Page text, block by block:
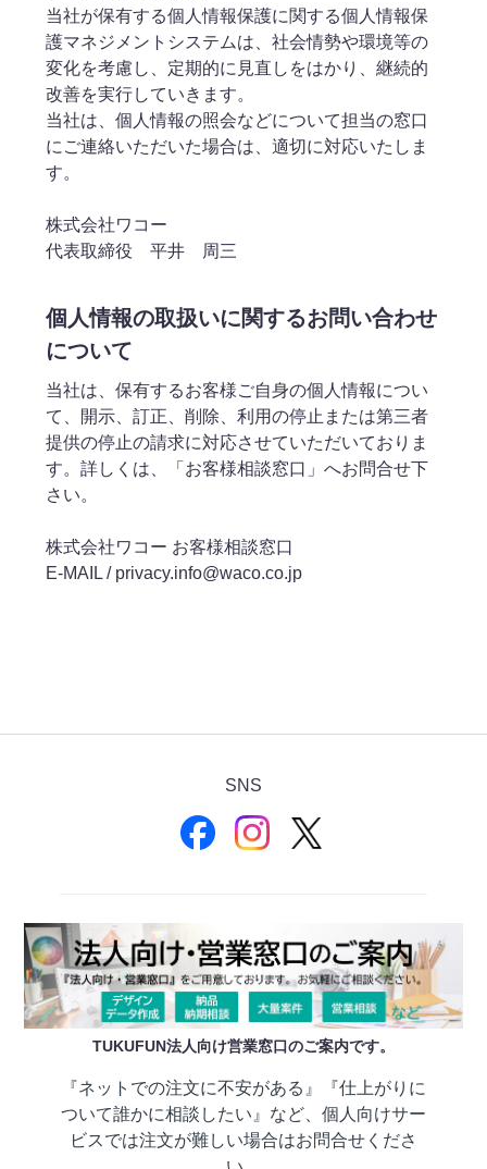
当社が保有する個人情報保護に関する個人情報保
護マネジメントシステムは、社会情勢や環境等の
変化を考慮し、定期的に見直しをはかり、継続的
改善を実行していきます。
当社は、個人情報の照会などについて担当の窓口
にご連絡いただいた場合は、適切に対応いたしま
す。
株式会社ワコー
代表取締役 平井 周三
個人情報の取扱いに関するお問い合わせ
について
当社は、保有するお客様ご自身の個人情報につい
て、開示、訂正、削除、利用の停止または第三者
提供の停止の請求に対応させていただいておりま
す。詳しくは、「お客様相談窓口」へお問合せ下
さい。
株式会社ワコー お客様相談窓口
E-MAIL / privacy.info@waco.co.jp
SNS
TUKUFUN法人向け営業窓口のご案内です。
『ネットでの注文に不安がある』『仕上がりに
ついて誰かに相談したい』など、個人向けサー
ビスでは注文が難しい場合はお問合せくださ